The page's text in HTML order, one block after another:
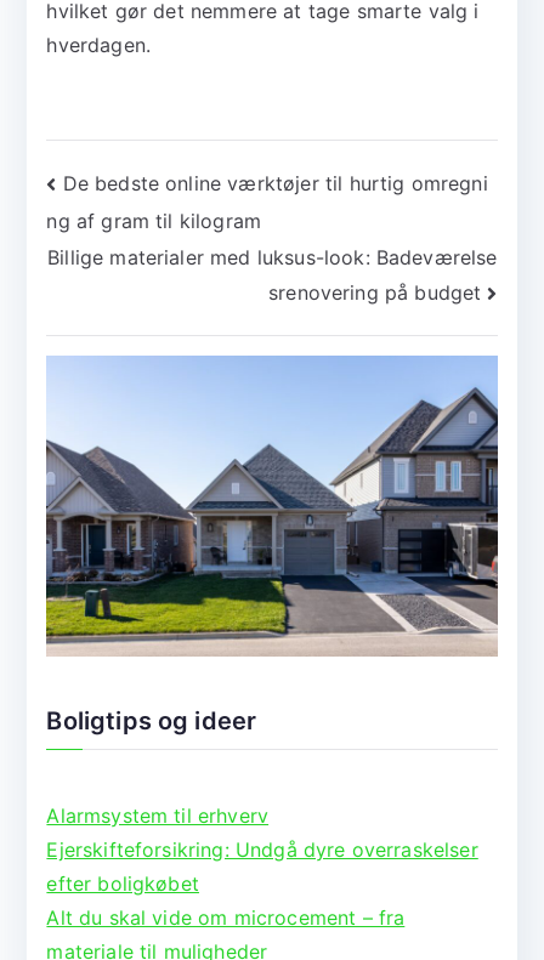
hvilket gør det nemmere at tage smarte valg i
hverdagen.
Indlægsnavigation
De bedste online værktøjer til hurtig omregni
ng af gram til kilogram
Billige materialer med luksus-look: Badeværelse
srenovering på budget
Boligtips og ideer
Alarmsystem til erhverv
Ejerskifteforsikring: Undgå dyre overraskelser
efter boligkøbet
Alt du skal vide om microcement – fra
materiale til muligheder